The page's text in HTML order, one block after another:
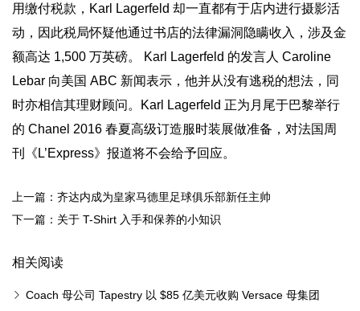
用缴付税款，Karl Lagerfeld 却一直都有于店内进行摄影活
动，因此税局怀疑他通过书店的法律漏洞隐瞒收入，涉及金
额高达 1,500 万英磅。 Karl Lagerfeld 的发言人 Caroline
Lebar 向美国 ABC 新闻表示，他并从没有逃税的想法，同
时亦相信其理财顾问。Karl Lagerfeld 正为月尾于巴黎举行
的 Chanel 2016 春夏高级订造服时装展做准备，对法国周
刊《L’Express》报道将不会给予回应。
上一篇：齐达内成为皇家马德里足球俱乐部新任主帅
下一篇：关于 T-Shirt 入手和保养的小知识
相关阅读
Coach 母公司 Tapestry 以 $85 亿美元收购 Versace 母集团